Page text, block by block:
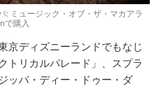
: ミュージック・オブ・ザ・マカアラ
で購入
京ディズニーランドでもなじ
トリカルパレード」、スプラ
ッパ・ディー・ドゥー・ダ